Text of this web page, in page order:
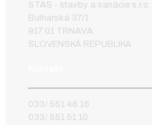
STAS - stavby a sanácie s.r.o.
Bulharská 37/1
917 01 TRNAVA
SLOVENSKÁ REPUBLIKA
033/ 551 46 16
033/ 551 51 10